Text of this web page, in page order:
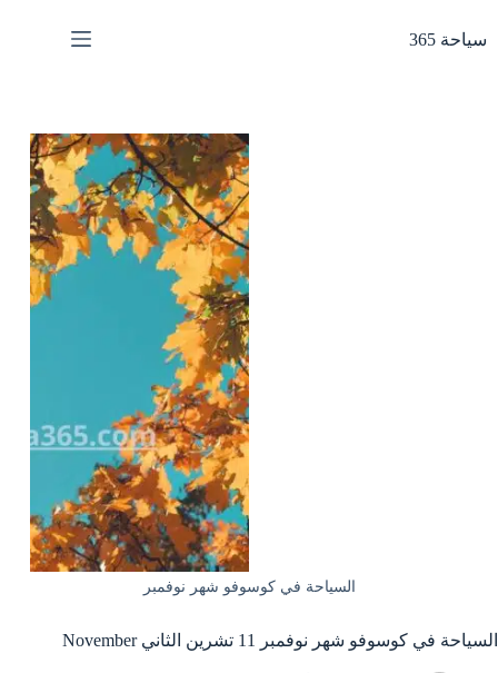
المحتوى
سياحة 365
السياحة في كوسوفو شهر نوفمبر
السياحة في كوسوفو شهر نوفمبر 11 تشرين الثاني November